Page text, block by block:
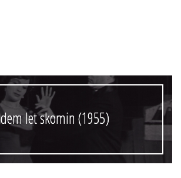
let skomin (1955)